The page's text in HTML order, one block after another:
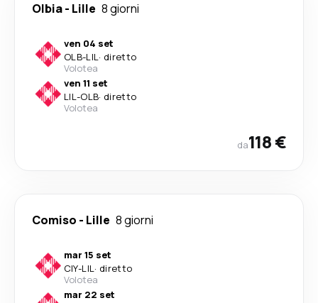
Olbia- Lille 8 giorni
ven 04 set
OLB-LIL· diretto
Volotea
ven 11 set
LIL-OLB· diretto
Volotea
da118 €
Comiso - Lille 8 giorni
mar 15 set
CIY-LIL· diretto
Volotea
mar 22 set